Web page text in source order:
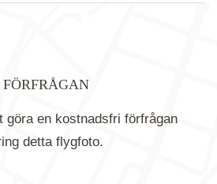
FÖRFRÅGAN
göra en kostnadsfri förfrågan
detta flygfoto.